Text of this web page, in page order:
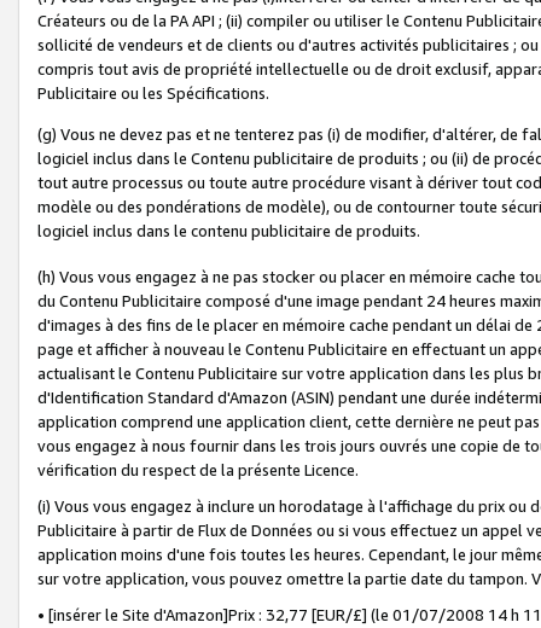
Créateurs ou de la PA API ; (ii) compiler ou utiliser le Contenu
sollicité de vendeurs et de clients ou d'autres activités publicitaires ;
compris tout avis de propriété intellectuelle ou de droit exclusif,
Publicitaire ou les Spécifications.
(g) Vous ne devez pas et ne tenterez pas (i) de modifier, d'altérer, de
logiciel inclus dans le Contenu publicitaire de produits ; ou (ii) de
tout autre processus ou toute autre procédure visant à dériver tout
modèle ou des pondérations de modèle), ou de contourner toute
logiciel inclus dans le contenu publicitaire de produits.
(h) Vous vous engagez à ne pas stocker ou placer en mémoire cache
du Contenu Publicitaire composé d'une image pendant 24 heures
d'images à des fins de le placer en mémoire cache pendant un délai
page et afficher à nouveau le Contenu Publicitaire en effectuant un
actualisant le Contenu Publicitaire sur votre application dans les plus
d'Identification Standard d'Amazon (ASIN) pendant une durée
application comprend une application client, cette dernière ne peut
vous engagez à nous fournir dans les trois jours ouvrés une copie de
vérification du respect de la présente Licence.
(i) Vous vous engagez à inclure un horodatage à l'affichage du prix
Publicitaire à partir de Flux de Données ou si vous effectuez un appel
application moins d'une fois toutes les heures. Cependant, le jour
sur votre application, vous pouvez omettre la partie date du tampon.
• [insérer le Site d'Amazon]Prix : 32,77 [EUR/£] (le 01/07/2008 14 h